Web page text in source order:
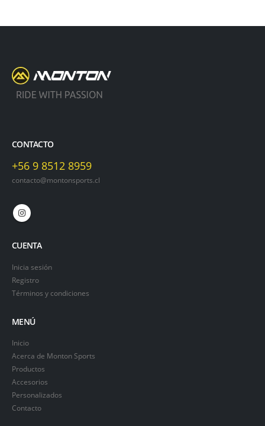
CONTACTO
+56 9 8512 8959
contacto@montonsports.cl
CUENTA
Inicia sesión
Registro
Términos y condiciones
MENÚ
Inicio
Acerca de Monton Sports
Productos
Accesorios
Personalizados
Contacto